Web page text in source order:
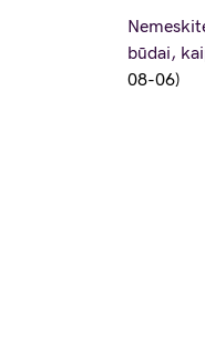
būdai,
08-06